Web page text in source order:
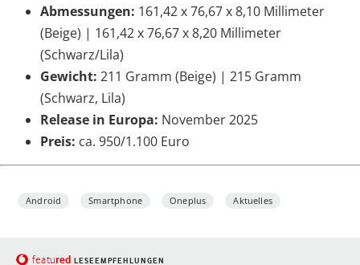
Abmessungen: 161,42 x 76,67 x 8,10 Millimeter
(Beige) | 161,42 x 76,67 x 8,20 Millimeter
(Schwarz/Lila)
Gewicht: 211 Gramm (Beige) | 215 Gramm
(Schwarz, Lila)
Release in Europa: November 2025
Preis: ca. 950/1.100 Euro
Android Smartphone Oneplus Aktuelles
featured LESEEMPFEHLUNGEN